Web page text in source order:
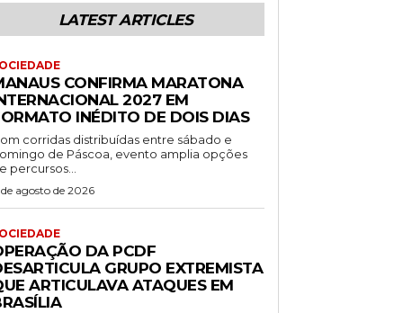
LATEST ARTICLES
CONFIRMA MARATONA
2027 EM
INÉDITO DE DOIS DIAS
corridas distribuídas entre sábado e
de Páscoa, evento amplia opções
percursos...
agosto de 2026
DA PCDF
GRUPO EXTREMISTA
ARTICULAVA ATAQUES EM